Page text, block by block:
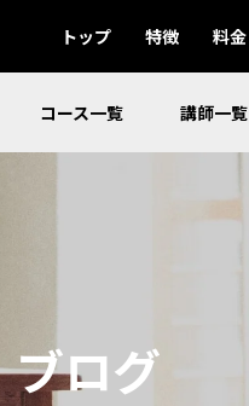
トップ 特徴 料金
コース一覧 講師一覧
ブログ